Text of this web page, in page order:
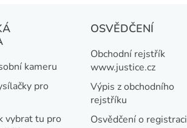
kameru
pro
vybrat tu pro
OSVĚDČENÍ
Obchodní rejstřík
www.justice.cz
Výpis z obchodního
rejstříku
Osvědčení o registraci